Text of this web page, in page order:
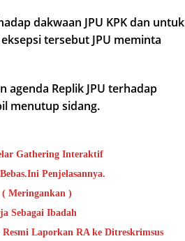
dakwaan JPU KPK dan untuk
tersebut JPU meminta
agenda Replik JPU terhadap
menutup sidang.
Gathering Interaktif
Penjelasannya.
( Meringankan )
Sebagai Ibadah
Laporkan RA ke Ditreskrimsus